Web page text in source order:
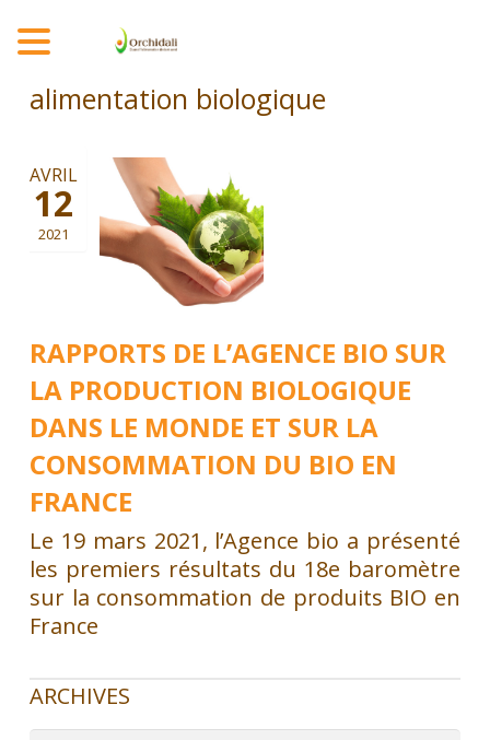
alimentation biologique
RAPPORTS DE L’AGENCE BIO SUR
LA PRODUCTION BIOLOGIQUE
DANS LE MONDE ET SUR LA
CONSOMMATION DU BIO EN
FRANCE
AVRIL
12
2021
Le 19 mars 2021, l’Agence bio a présenté
les premiers résultats du 18e baromètre
sur la consommation de produits BIO en
France
ARCHIVES